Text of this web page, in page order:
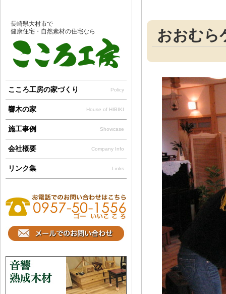
おおむら
長崎県大村市で
健康住宅・自然素材の住宅なら
こころ工房の家づくり Policy
響木の家 House of HIBIKI
施工事例 Showcase
会社概要 Company Info
リンク集 Links